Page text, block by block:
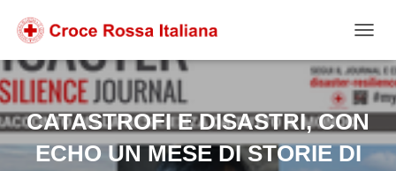
contenuto
alla
navigazione
footer
CATASTROFI E DISASTRI, CON
ECHO UN MESE DI STORIE DI